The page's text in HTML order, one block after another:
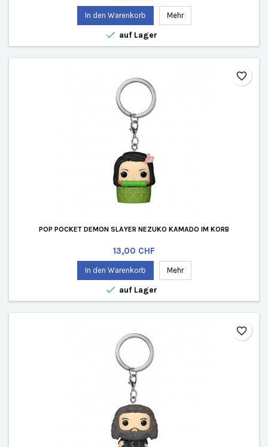
In den Warenkorb Mehr
 auf Lager
POP POCKET DEMON SLAYER NEZUKO KAMADO IM KORB
Preis
13,00 CHF
In den Warenkorb Mehr
 auf Lager
favorite_border
favorite_border